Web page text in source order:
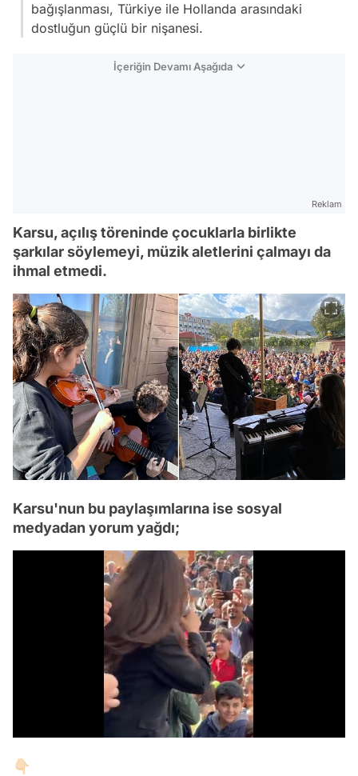
bağışlanması, Türkiye ile Hollanda arasındaki
dostluğun güçlü bir nişanesi.
İçeriğin Devamı Aşağıda
Reklam
Karsu, açılış töreninde çocuklarla birlikte
şarkılar söylemeyi, müzik aletlerini çalmayı da
ihmal etmedi.
Karsu'nun bu paylaşımlarına ise sosyal
medyadan yorum yağdı;
👇🏻